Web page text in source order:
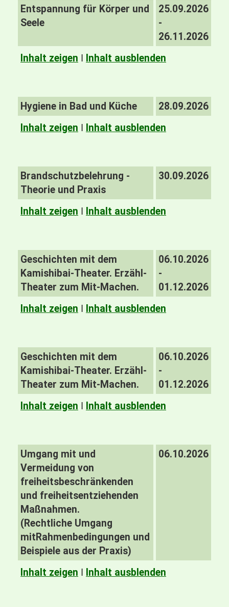
Entspannung für Körper und
Seele
25.09.2026
-
26.11.2026
Inhalt zeigen I Inhalt ausblenden
Hygiene in Bad und Küche
28.09.2026
Inhalt zeigen I Inhalt ausblenden
Brandschutzbelehrung -
Theorie und Praxis
30.09.2026
Inhalt zeigen I Inhalt ausblenden
Geschichten mit dem
Kamishibai-Theater. Erzähl-
Theater zum Mit-Machen.
06.10.2026
-
01.12.2026
Inhalt zeigen I Inhalt ausblenden
Geschichten mit dem
Kamishibai-Theater. Erzähl-
Theater zum Mit-Machen.
06.10.2026
-
01.12.2026
Inhalt zeigen I Inhalt ausblenden
Umgang mit und
Vermeidung von
freiheitsbeschränkenden
und freiheitsentziehenden
Maßnahmen.
(Rechtliche Umgang
mitRahmenbedingungen und
Beispiele aus der Praxis)
06.10.2026
Inhalt zeigen I Inhalt ausblenden